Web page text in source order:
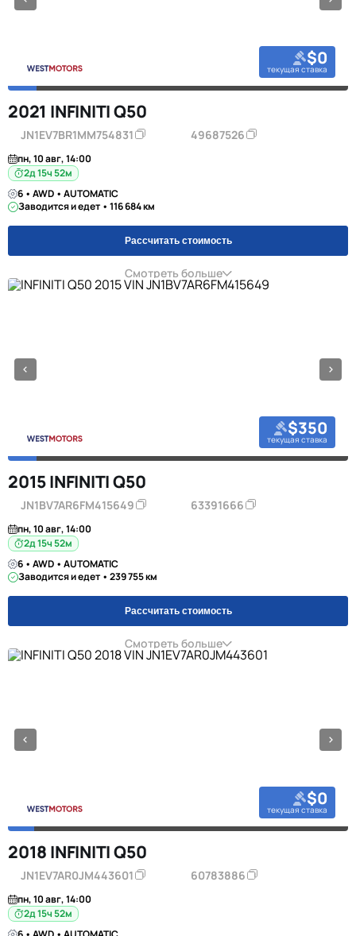
$0
текущая ставка
2021 INFINITI Q50
JN1EV7BR1MM754831 49687526
пн, 10 авг, 14:00
2д 15ч 52м
6 • AWD • AUTOMATIC
Заводится и едет • 116 684 км
Рассчитать стоимость
Смотреть больше
$350
текущая ставка
2015 INFINITI Q50
JN1BV7AR6FM415649 63391666
пн, 10 авг, 14:00
2д 15ч 52м
6 • AWD • AUTOMATIC
Заводится и едет • 239 755 км
Рассчитать стоимость
Смотреть больше
$0
текущая ставка
2018 INFINITI Q50
JN1EV7AR0JM443601 60783886
пн, 10 авг, 14:00
2д 15ч 52м